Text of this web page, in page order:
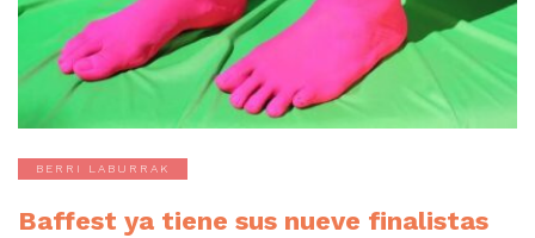
BERRI LABURRAK
Baffest ya tiene sus nueve finalistas